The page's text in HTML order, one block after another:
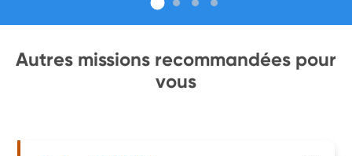
Autres missions recommandées pour
vous